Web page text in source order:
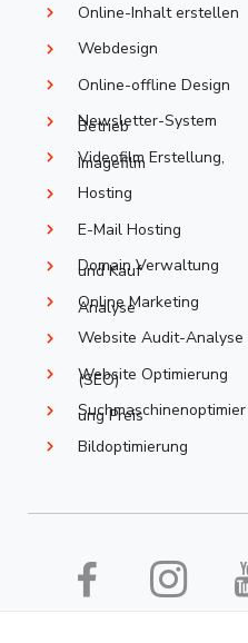
Online-Inhalt erstellen
Webdesign
Online-offline Design
Newsletter-System
Betrieb
Videofilm Erstellung,
Imagefilm
Hosting
E-Mail Hosting
Domain Verwaltung
und Kauf
Online Marketing
Analyse
Website Audit-Analyse
Website Optimierung
(SEO)
Suchmaschinenoptimier
ung Preis
Bildoptimierung